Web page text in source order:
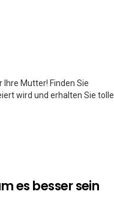
Mutter! Finden Sie
wird und erhalten Sie tolle
es besser sein